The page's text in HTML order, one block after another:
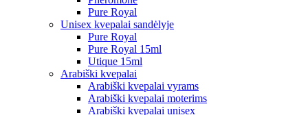
Pure Royal
Unisex kvepalai sandėlyje
Pure Royal
Pure Royal 15ml
Utique 15ml
Arabiški kvepalai
Arabiški kvepalai vyrams
Arabiški kvepalai moterims
Arabiški kvepalai unisex